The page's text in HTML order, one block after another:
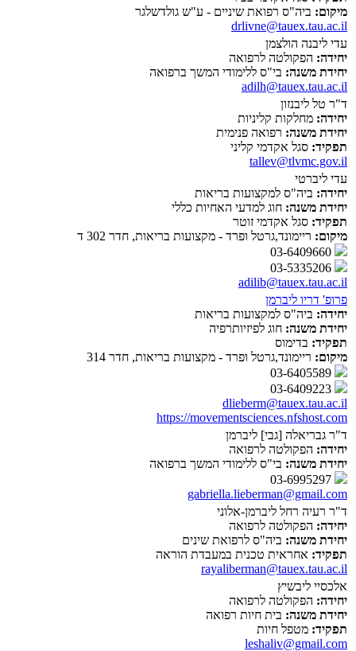
מיקום: ביה"ס רפואת שיניים - ע"ש גולדשלגר
drlivne@tauex.tau.ac.il
עדי ליבנה הולצמן
יחידה: הפקולטה לרפואה
יחידת משנה: בי"ס ללימודי המשך ברפואה
adilh@tauex.tau.ac.il
ד"ר טל ליבנזון
יחידה: מחלקות קליניות
יחידת משנה: רפואה פנימית
תפקיד: סגל אקדמי קליני
tallev@tlvmc.gov.il
עדי ליברטי
יחידה: ביה"ס למקצועות בריאות
יחידת משנה: חוג למדעי האחיות כללי
תפקיד: סגל אקדמי זוטר
מיקום: ריימונד,גרטל ופרד - מקצועות בריאות, חדר 302 ד
adilib@tauex.tau.ac.il
פרופ' דריו ליברמן
יחידה: ביה"ס למקצועות בריאות
יחידת משנה: חוג לפיזיותרפיה
תפקיד: בדימוס
מיקום: ריימונד,גרטל ופרד - מקצועות בריאות, חדר 314
dlieberm@tauex.tau.ac.il
https://movementsciences.nfshost.com
ד"ר גבריאלה [גבי] ליברמן
יחידה: הפקולטה לרפואה
יחידת משנה: בי"ס ללימודי המשך ברפואה
gabriella.lieberman@gmail.com
ד"ר רעיה רחל ליברמן-אלוני
יחידה: הפקולטה לרפואה
יחידת משנה: ביה"ס לרפואת שינים
תפקיד: אחראית טכנית במעבדת הוראה
rayaliberman@tauex.tau.ac.il
אלכסיי ליבשיץ
יחידה: הפקולטה לרפואה
יחידת משנה: בית חיות רפואה
תפקיד: מטפל חיות
leshaliv@gmail.com